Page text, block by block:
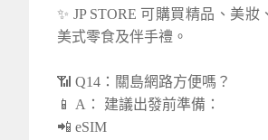
✨ JP STORE 可購買精品、美妝
美式零食及伴手禮。
📶 Q14：關島網路方便嗎？
📱 A： 建議出發前準備：
📲 eSIM